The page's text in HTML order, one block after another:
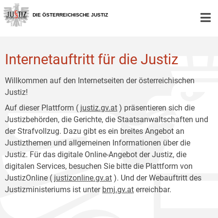
Zur
Hauptnavigation
[1]
Zum
Inhalt
[2]
DIE ÖSTERREICHISCHE JUSTIZ
Internetauftritt für die Justiz
Willkommen auf den Internetseiten der österreichischen
Justiz!
Auf dieser Plattform ( justiz.gv.at ) präsentieren sich die
Justizbehörden, die Gerichte, die Staatsanwaltschaften und
der Strafvollzug. Dazu gibt es ein breites Angebot an
Justizthemen und allgemeinen Informationen über die
Justiz. Für das digitale Online-Angebot der Justiz, die
digitalen Services, besuchen Sie bitte die Plattform von
JustizOnline ( justizonline.gv.at ). Und der Webauftritt des
Justizministeriums ist unter bmj.gv.at erreichbar.